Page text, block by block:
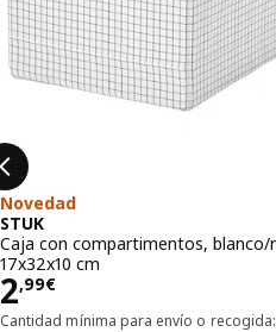
Novedad
STUK
Caja con compartimentos, blanco/
17x32x10 cm
2,99€
Precio 2,99€
Cantidad mínima para envío o